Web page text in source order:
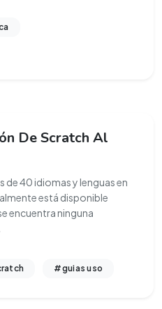
De Scratch Al
de 40 idiomas y lenguas en
está disponible
encuentra ninguna
#guias uso